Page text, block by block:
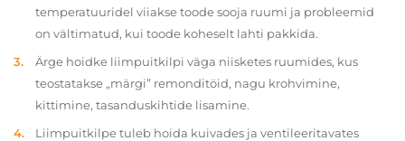
temperatuuridel viiakse toode sooja ruumi ja probleemid
on vältimatud, kui toode koheselt lahti pakkida.
Ärge hoidke liimpuitkilpi väga niisketes ruumides, kus
teostatakse „märgi” remonditöid, nagu krohvimine,
kittimine, tasanduskihtide lisamine.
Liimpuitkilpe tuleb hoida kuivades ja ventileeritavates